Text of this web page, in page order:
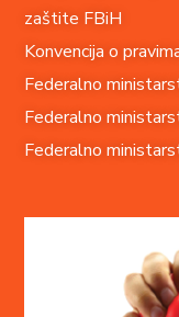
zaštite FBiH
Konvencija o
Federalno
Federalno
Federalno